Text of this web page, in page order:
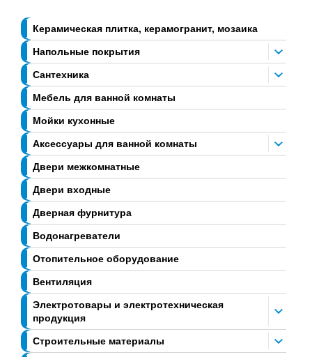
Керамическая плитка, керамогранит, мозаика
Напольные покрытия
Сантехника
Мебель для ванной комнаты
Мойки кухонные
Аксессуары для ванной комнаты
Двери межкомнатные
Двери входные
Дверная фурнитура
Водонагреватели
Отопительное оборудование
Вентиляция
Электротовары и электротехническая
продукция
Строительные материалы